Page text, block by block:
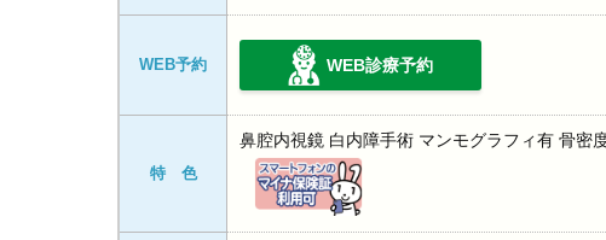
WEB予約 WEB診療予約
特 色
鼻腔内視鏡 白内障手術 マンモグラフィ有 骨密